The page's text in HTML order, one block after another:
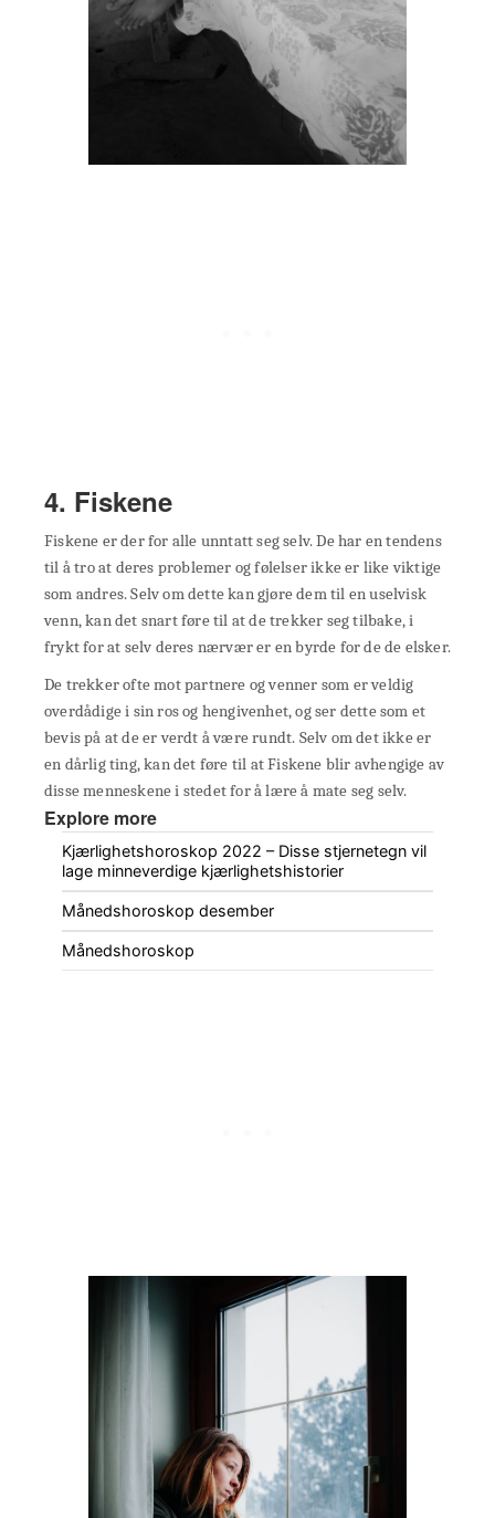
4. Fiskene
Fiskene er der for alle unntatt seg selv. De har en tendens
til å tro at deres problemer og følelser ikke er like viktige
som andres. Selv om dette kan gjøre dem til en uselvisk
venn, kan det snart føre til at de trekker seg tilbake, i
frykt for at selv deres nærvær er en byrde for de de elsker.
De trekker ofte mot partnere og venner som er veldig
overdådige i sin ros og hengivenhet, og ser dette som et
bevis på at de er verdt å være rundt. Selv om det ikke er
en dårlig ting, kan det føre til at Fiskene blir avhengige av
disse menneskene i stedet for å lære å mate seg selv.
Explore more
Kjærlighetshoroskop 2022 – Disse stjernetegn vil
lage minneverdige kjærlighetshistorier
Månedshoroskop desember
Månedshoroskop